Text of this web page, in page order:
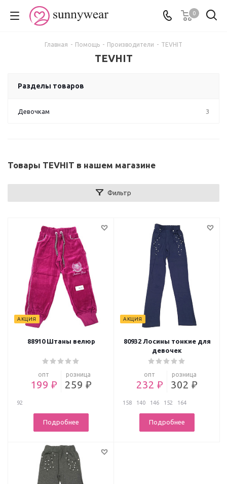
0
Главная - Помощь - Производители - TEVHIT
TEVHIT
Разделы товаров
Девочкам 3
Товары TEVHIT в нашем магазине
Фильтр
АКЦИЯ
88910 Штаны велюр
опт
199 ₽
розница
259 ₽
92
Подробнее
АКЦИЯ
80932 Лосины тонкие для
девочек
опт
232 ₽
розница
302 ₽
158 140 146 152 164
Подробнее